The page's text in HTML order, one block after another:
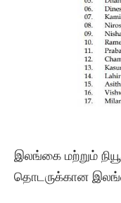
இலங்கை மற்றும்
தொடருக்கான